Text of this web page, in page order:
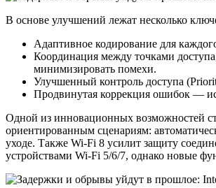
В основе улучшений лежат несколько
Адаптивное кодирование для
Координация между точками
минимизировать помехи.
Улучшенный контроль доступа
Продвинутая коррекция ошибок —
Одной из инновационных возможностей
ориентированным сценариям:
уходе. Также Wi-Fi 8 усилит защиту
устройствами Wi-Fi 5/6/7, однако новые